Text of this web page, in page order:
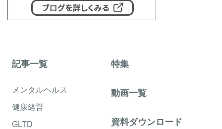
記事一覧
メンタルヘルス
健康経営
GLTD
特集
動画一覧
資料ダウンロード